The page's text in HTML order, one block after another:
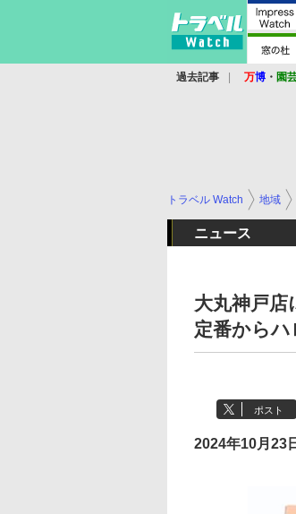
過去記事 万博 ・ 園
トラベル Watch 地域
ニュース
大丸神戸店
定番からハ
ポスト
2024年10月23